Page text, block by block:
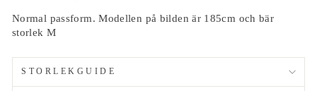
Normal passform. Modellen på bilden är 185cm och bär
storlek M
STORLEKGUIDE